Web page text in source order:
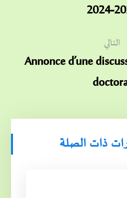
2024-
التالي
Annonce d’une